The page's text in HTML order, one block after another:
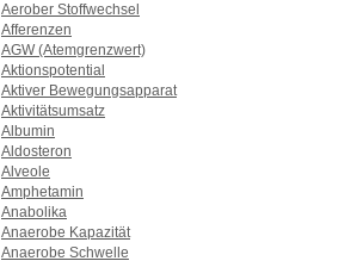
Aerober Stoffwechsel
Afferenzen
AGW (Atemgrenzwert)
Aktionspotential
Aktiver Bewegungsapparat
Aktivitätsumsatz
Albumin
Aldosteron
Alveole
Amphetamin
Anabolika
Anaerobe Kapazität
Anaerobe Schwelle